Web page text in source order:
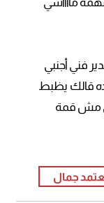
فني أجنبي
قالك يظبط
مش قمة
جمال